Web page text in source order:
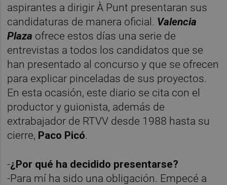
aspirantes a dirigir À Punt presentaran sus
candidaturas de manera oficial. Valencia
Plaza ofrece estos días una serie de
entrevistas a todos los candidatos que se
han presentado al concurso y que se ofrecen
para explicar pinceladas de sus proyectos.
En esta ocasión, este diario se cita con el
productor y guionista, además de
extrabajador de RTVV desde 1988 hasta su
cierre, Paco Picó.
-¿Por qué ha decidido presentarse?
-Para mí ha sido una obligación. Empecé a